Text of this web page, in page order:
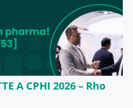
A CPHI 2026 – Rho